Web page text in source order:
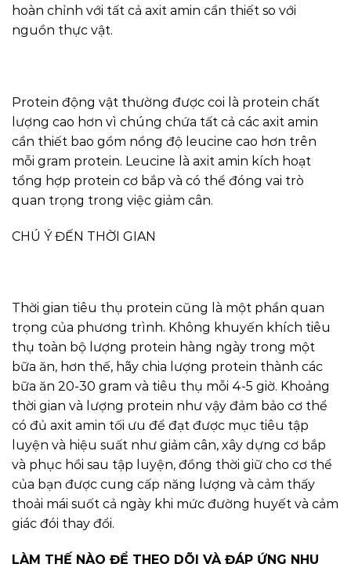
hoàn chỉnh với tất cả axit amin cần thiết so với
nguồn thực vật.
Protein động vật thường được coi là protein chất
lượng cao hơn vì chúng chứa tất cả các axit amin
cần thiết bao gồm nồng độ leucine cao hơn trên
mỗi gram protein. Leucine là axit amin kích hoạt
tổng hợp protein cơ bắp và có thể đóng vai trò
quan trọng trong việc giảm cân.
CHÚ Ý ĐẾN THỜI GIAN
Thời gian tiêu thụ protein cũng là một phần quan
trọng của phương trình. Không khuyến khích tiêu
thụ toàn bộ lượng protein hàng ngày trong một
bữa ăn, hơn thế, hãy chia lượng protein thành các
bữa ăn 20-30 gram và tiêu thụ mỗi 4-5 giờ. Khoảng
thời gian và lượng protein như vậy đảm bảo cơ thể
có đủ axit amin tối ưu để đạt được mục tiêu tập
luyện và hiệu suất như giảm cân, xây dựng cơ bắp
và phục hồi sau tập luyện, đồng thời giữ cho cơ thể
của bạn được cung cấp năng lượng và cảm thấy
thoải mái suốt cả ngày khi mức đường huyết và cảm
giác đói thay đổi.
LÀM THẾ NÀO ĐỂ THEO DÕI VÀ ĐÁP ỨNG NHU